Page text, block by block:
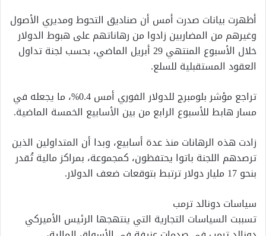
أظهرت بيانات صدرت أمس أن صناديق التحوط ومديري الأصول
وغيرهم من المضاربين زادوا من رهاناتهم على هبوط الدولار
خلال الأسبوع المنتهي 29 أبريل الماضي، بحسب لجنة تداول
العقود المستقبلية للسلع.
تراجع مؤشر بلومبرج للدولار الفوري أمس 0.4%، ما يجعله في
مسار هابط للأسبوع الرابع من بين الأسابيع الخمسة الماضية.
زادت هذه الرهانات منذ عدة أسابيع، وبدا أن المتداولين الذين
ترصدهم اللجنة باتوا يحتفظون، كمجموعة، بمراكز مالية تُقدر
بنحو 17 مليار دولار ترتبط بتوقعات ضعف الدولار.
سياسات دونالد ترمب
تسببت السياسات التجارية التي ينتهجها الرئيس الأميركي